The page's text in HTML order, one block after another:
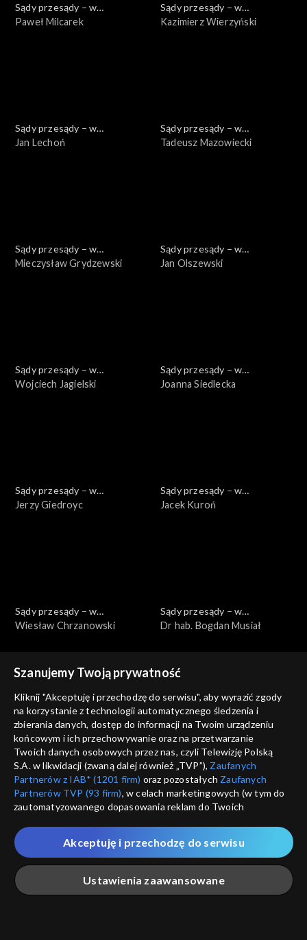
Sądy przesądy – w
powiększeniu
Paweł Milcarek
Sądy przesądy – w
powiększeniu
Kazimierz Wierzyński
Sądy przesądy – w
powiększeniu
Jan Lechoń
Sądy przesądy – w
powiększeniu
Tadeusz Mazowiecki
Sądy przesądy – w
powiększeniu
Mieczysław Grydzewski
Sądy przesądy – w
powiększeniu
Jan Olszewski
Sądy przesądy – w
powiększeniu
Wojciech Jagielski
Sądy przesądy – w
powiększeniu
Joanna Siedlecka
Sądy przesądy – w
powiększeniu
Jerzy Giedroyc
Sądy przesądy – w
powiększeniu
Jacek Kuroń
Sądy przesądy – w
powiększeniu
Wiesław Chrzanowski
Sądy przesądy – w
powiększeniu
Dr hab. Bogdan Musiał
Sądy przesądy – w
powiększeniu
Jarosław Marek Rymkiewicz
Sądy przesądy – w
powiększeniu
Anna Walentynowicz
Sądy przesądy – w
powiększeniu
Jacek Gmoch
Sądy przesądy – w
powiększeniu
Ks. Waldemar Chrostowski
Szanujemy Twoją prywatność
Kliknij "Akceptuję i przechodzę do serwisu", aby wyrazić zgody
na korzystanie z technologii automatycznego śledzenia i
zbierania danych, dostęp do informacji na Twoim urządzeniu
końcowym i ich przechowywanie oraz na przetwarzanie
Twoich danych osobowych przez nas, czyli Telewizję Polską
S.A. w likwidacji (zwaną dalej również „TVP”), Zaufanych
Partnerów z IAB* (1201 firm) oraz pozostałych Zaufanych
Partnerów TVP (93 firm), w celach marketingowych (w tym do
zautomatyzowanego dopasowania reklam do Twoich
które wskazujemy poniżej, a także zgody na udostępnianie
przez nas identyfikatora PPID do Google.
Twoje dane osobowe zbierane podczas odwiedzania przez
Ciebie naszych
poszczególnych serwisówzwanych dalej
„Portalem”, w tym informacje zapisywane za pomocą
Ustawienia zaawansowane
Akceptuję i przechodzę do serwisu